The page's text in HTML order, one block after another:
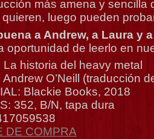
más amena y sencilla
quieren, luego pueden
a Andrew, a Laura y
oportunidad de leerlo en
La historia del heavy metal
O’Neill (traducción
Blackie Books, 2018
352, B/N, tapa dura
DE COMPRA